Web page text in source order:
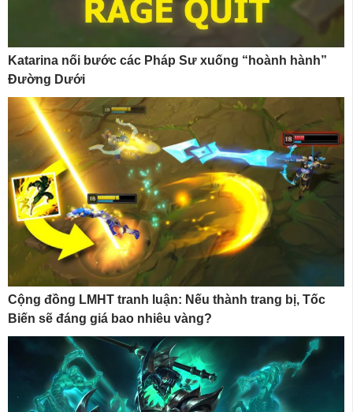
Katarina nối bước các Pháp Sư xuống “hoành hành”
Đường Dưới
Cộng đồng LMHT tranh luận: Nếu thành trang bị, Tốc
Biến sẽ đáng giá bao nhiêu vàng?